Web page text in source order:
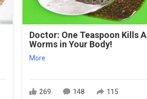
Doctor: One Teaspoon Kills All
Worms in Your Body!
More
269 148 115